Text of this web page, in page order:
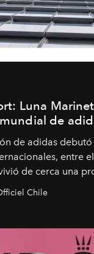
Luna
de
de adidas
entre
de cerca una
Chile